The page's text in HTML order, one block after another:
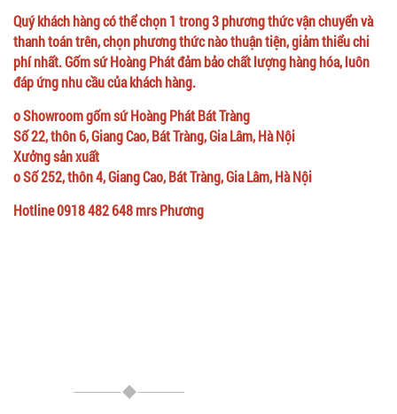
Quý khách hàng có thể chọn 1 trong 3 phương thức vận chuyển và
thanh toán trên, chọn phương thức nào thuận tiện, giảm thiểu chi
phí nhất. Gốm sứ Hoàng Phát đảm bảo chất lượng hàng hóa, luôn
đáp ứng nhu cầu của khách hàng.
o Showroom gốm sứ Hoàng Phát Bát Tràng
Số 22, thôn 6, Giang Cao, Bát Tràng, Gia Lâm, Hà Nội
Xưởng sản xuất
o Số 252, thôn 4, Giang Cao, Bát Tràng, Gia Lâm, Hà Nội
Hotline 0918 482 648 mrs Phương